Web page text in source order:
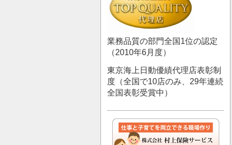
業務品質の部門全国1位の認定
（2010年6月度）
東京海上日動優績代理店表彰制
度（全国で10店のみ、29年連続
全国表彰受賞中）